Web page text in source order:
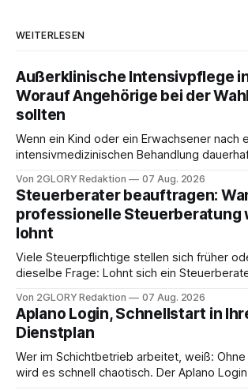
WEITERLESEN
Außerklinische Intensivpflege
Worauf Angehörige bei der
sollten
Wenn ein Kind oder ein Erwachsener nach
intensivmedizinischen Behandlung
angewiesen ist, stellt sich für Familien eine
Frage: Muss die Versorgung dauerhaft in
oder ist ein Leben zu Hause möglich? Die
Intensivpflege bietet genau diese
Von 2GLORY Redaktion 07 Aug. 2026
Steuerberater beauftragen:
professionelle Steuerberatung
lohnt
Viele Steuerpflichtige stellen sich früher
dieselbe Frage: Lohnt sich ein
erledigen? Die kurze Antwort: Bei einfachen
Einkommensverhältnissen reicht häufig
aus – sobald jedoch mehrere Einkunftsarten
zusammentreffen oder größere finanzielle
anstehen, zahlt sich professionelle
Von 2GLORY Redaktion 07 Aug. 2026
Aplano Login, Schnellstart in
Dienstplan
Wer im Schichtbetrieb arbeitet, weiß: Ohne
wird es schnell chaotisch. Der Aplano